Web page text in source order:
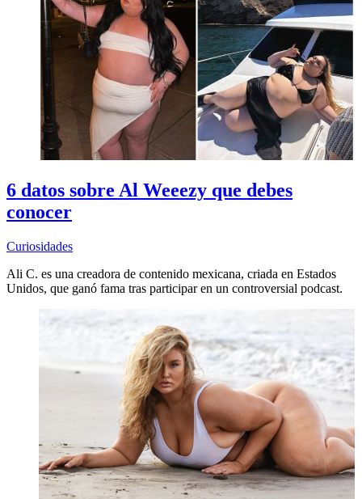
6 datos sobre Al Weeezy que debes
conocer
Curiosidades
Ali C. es una creadora de contenido mexicana, criada en Estados
Unidos, que ganó fama tras participar en un controversial podcast.